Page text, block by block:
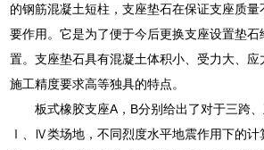
的钢筋混凝土短柱，支座垫石在保证支座质
要作用。它是为了便于今后更换支座设置垫石
置。支座垫石具有混凝土体积小、受力大、应
施工精度要求高等独具的特点。
板式橡胶支座A，B分别给出了对于三跨
Ⅰ、Ⅳ类场地，不同烈度水平地震作用下的